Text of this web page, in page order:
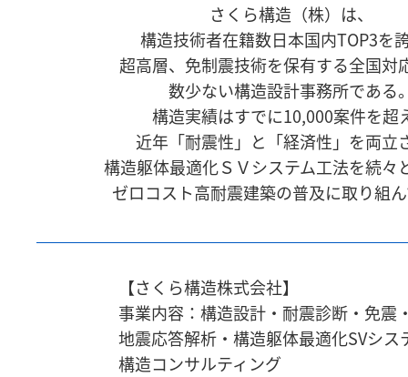
さくら構造（株）は、
構造技術者在籍数日本国内TOP3を
超高層、免制震技術を保有する全国対
数少ない構造設計事務所である
構造実績はすでに10,000案件を超
近年「耐震性」と「経済性」を両立
構造躯体最適化ＳＶシステム工法を続々
ゼロコスト高耐震建築の普及に取り組
【さくら構造株式会社】
事業内容：構造設計・耐震診断・免震
地震応答解析・ 構造躯体最適化SVシス
構造コンサルティング